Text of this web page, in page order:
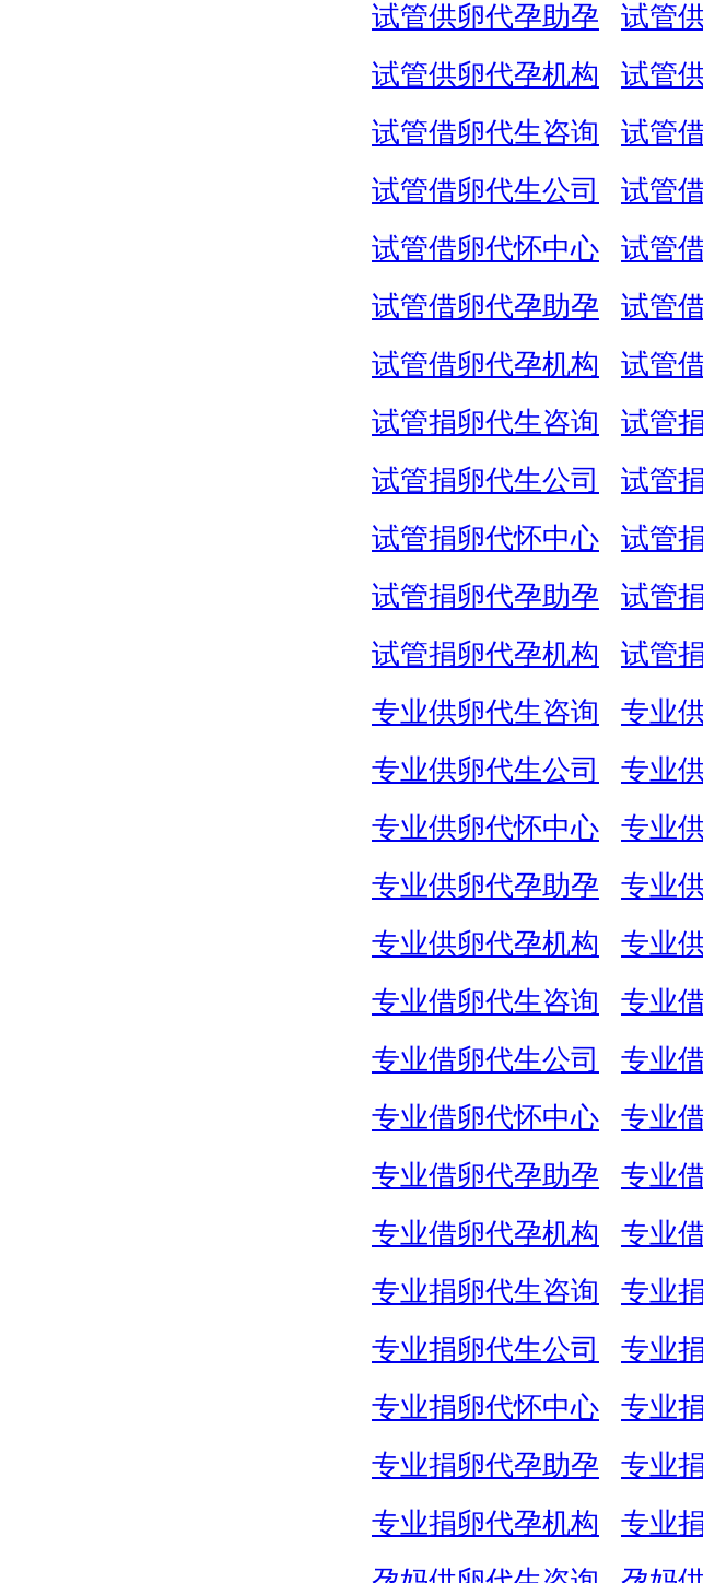
试管供卵代孕助孕
试管
试管供卵代孕机构
试管
试管借卵代生咨询
试管
试管借卵代生公司
试管
试管借卵代怀中心
试管
试管借卵代孕助孕
试管
试管借卵代孕机构
试管
试管捐卵代生咨询
试管
试管捐卵代生公司
试管
试管捐卵代怀中心
试管
试管捐卵代孕助孕
试管
试管捐卵代孕机构
试管
专业供卵代生咨询
专业
专业供卵代生公司
专业
专业供卵代怀中心
专业
专业供卵代孕助孕
专业
专业供卵代孕机构
专业
专业借卵代生咨询
专业
专业借卵代生公司
专业
专业借卵代怀中心
专业
专业借卵代孕助孕
专业
专业借卵代孕机构
专业
专业捐卵代生咨询
专业
专业捐卵代生公司
专业
专业捐卵代怀中心
专业
专业捐卵代孕助孕
专业
专业捐卵代孕机构
专业